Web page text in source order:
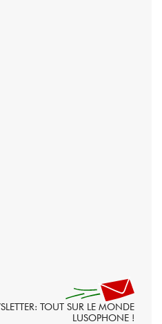
TOUT SUR LE MONDE
LUSOPHONE !